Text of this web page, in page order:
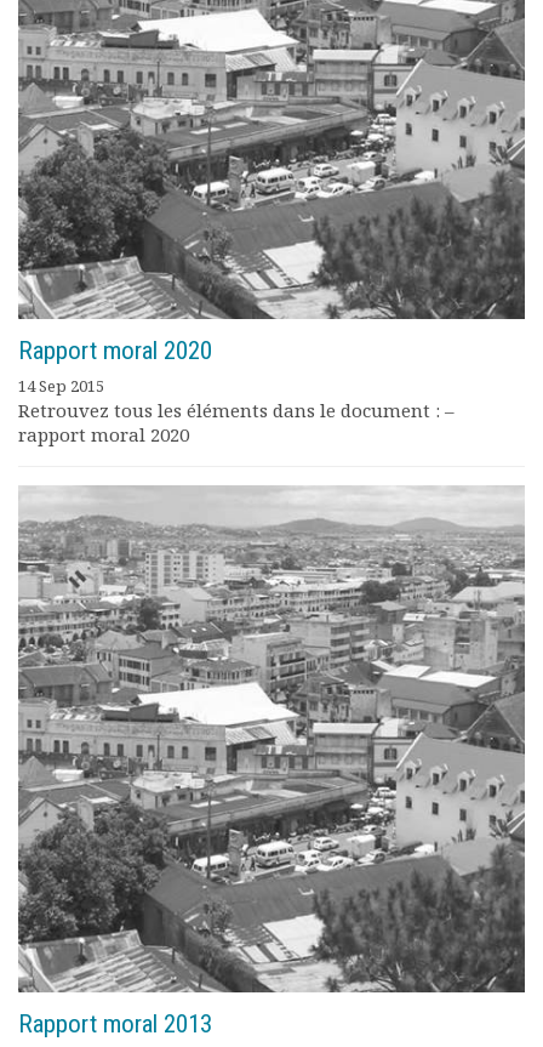
Documents
Les adhérents
Annuaire
Offres d’emploi
Forum
Actualités
Nous contacter
Rapport moral 2020
14 Sep 2015
Retrouvez tous les éléments dans le document : –
rapport moral 2020
Rapport moral 2013